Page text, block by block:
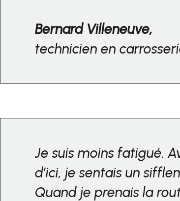
Bernard Villeneuve,
technicien en
Je suis moins fatigué.
d’ici, je sentais un
Quand je prenais la